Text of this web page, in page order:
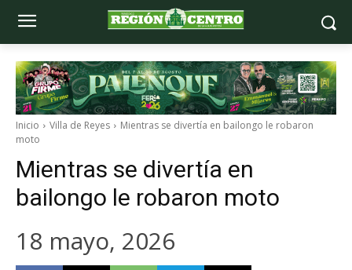
Inicio Villa de Reyes
Mientras se divertía en bailongo le robaron
moto
Mientras se divertía en
bailongo le robaron moto
18 mayo, 2026